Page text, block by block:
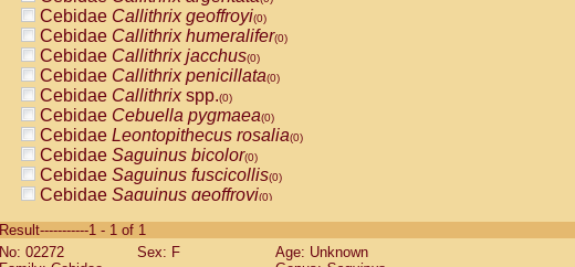
Cebidae Callithrix geoffroyi(0)
Cebidae Callithrix humeralifer(0)
Cebidae Callithrix jacchus(0)
Cebidae Callithrix penicillata(0)
Cebidae Callithrixspp.(0)
Cebidae Cebuella pygmaea(0)
Cebidae Leontopithecus rosalia(0)
Cebidae Saguinus bicolor(0)
Cebidae Saguinus fuscicollis(0)
Cebidae Saguinus geoffroyi(0)
CebidaeSaguinus labiatus(0)
Cebidae Saguinus leucopus (0)
Result-----------1 - 1 of 1
No: 02272
Sex: F
Age: Unknown